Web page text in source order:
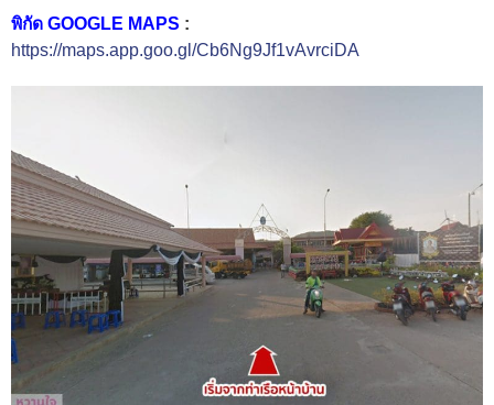
พิกัด GOOGLE MAPS :
https://maps.app.goo.gl/Cb6Ng9Jf1vAvrciDA